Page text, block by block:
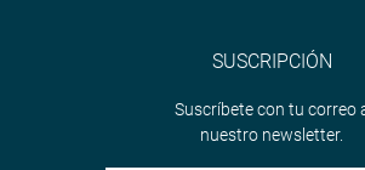
SUSCRIPCIÓN
Suscríbete con tu correo
nuestro newsletter.